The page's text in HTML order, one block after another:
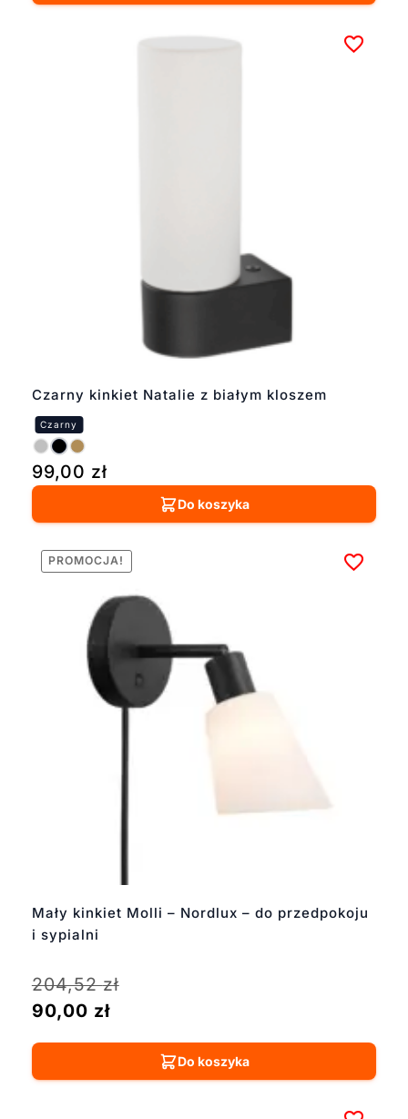
Czarny kinkiet Natalie z białym kloszem
99,00 zł
Do koszyka
Mały kinkiet Molli – Nordlux – do przedpokoju
i sypialni
PROMOCJA!
204,52zł
90,00 zł
Do koszyka